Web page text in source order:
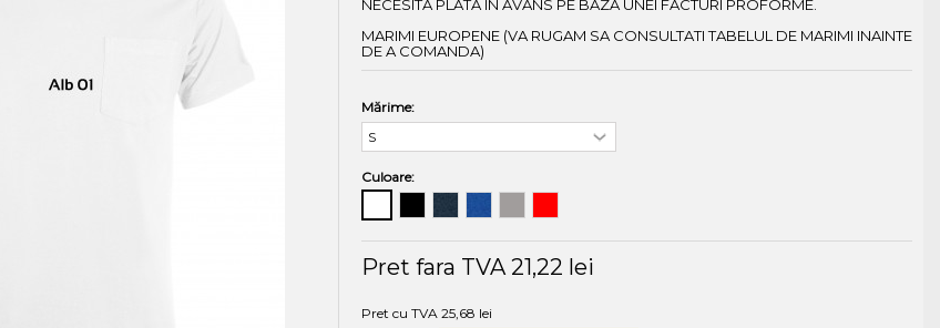
NECESITA PLATA IN AVANS PE BAZA UNEI FACTURI PROFORME.
MARIMI EUROPENE (VA RUGAM SA CONSULTATI TABELUL DE MARIMI INAINTE
DE A COMANDA)
Mărime:
Culoare:
Pret fara TVA 21,22 lei
Pret cu TVA 25,68 lei